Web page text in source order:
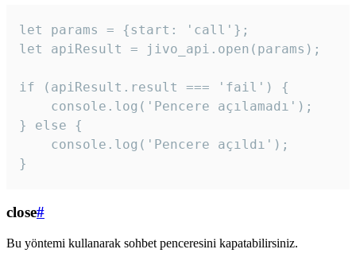
let params = {start: 'call'};
let apiResult = jivo_api.open(params);
if (apiResult.result === 'fail') {
    console.log('Pencere açılamadı');
} else {
    console.log('Pencere açıldı');
}
close#
Bu yöntemi kullanarak sohbet penceresini kapatabilirsiniz.